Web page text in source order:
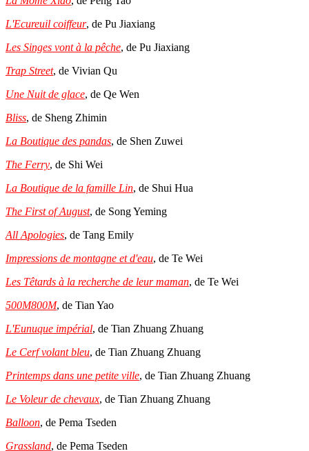
L'Ecureuil coiffeur, de Pu Jiaxiang
Les Singes vont à la pêche, de Pu Jiaxiang
Trap Street, de Vivian Qu
Une Nuit de glace, de Qe Wen
Bliss, de Sheng Zhimin
La Boutique des pandas, de Shen Zuwei
The Ferry, de Shi Wei
La Boutique de la famille Lin, de Shui Hua
The First of August, de Song Yeming
All Apologies, de Tang Emily
Impressions de montagne et d'eau, de Te Wei
Les Têtards à la recherche de leur maman, de Te Wei
500M800M, de Tian Yao
L'Eunuque impérial, de Tian Zhuang Zhuang
Le Cerf volant bleu, de Tian Zhuang Zhuang
Printemps dans une petite ville, de Tian Zhuang Zhuang
Le Voleur de chevaux, de Tian Zhuang Zhuang
Balloon, de Pema Tseden
Grassland, de Pema Tseden